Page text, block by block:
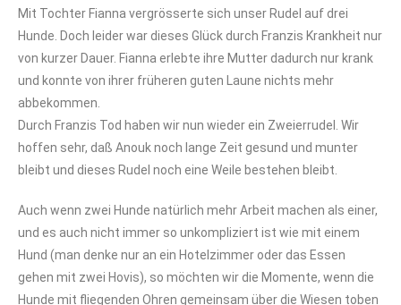
Mit Tochter Fianna vergrösserte sich unser Rudel auf drei
Hunde. Doch leider war dieses Glück durch Franzis Krankheit nur
von kurzer Dauer. Fianna erlebte ihre Mutter dadurch nur krank
und konnte von ihrer früheren guten Laune nichts mehr
abbekommen.
Durch Franzis Tod haben wir nun wieder ein Zweierrudel. Wir
hoffen sehr, daß Anouk noch lange Zeit gesund und munter
bleibt und dieses Rudel noch eine Weile bestehen bleibt.
Auch wenn zwei Hunde natürlich mehr Arbeit machen als einer,
und es auch nicht immer so unkompliziert ist wie mit einem
Hund (man denke nur an ein Hotelzimmer oder das Essen
gehen mit zwei Hovis), so möchten wir die Momente, wenn die
Hunde mit fliegenden Ohren gemeinsam über die Wiesen toben